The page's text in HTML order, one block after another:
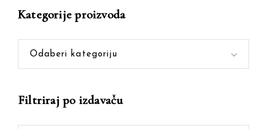
Kategorije proizvoda
Odaberi kategoriju
Filtriraj po izdavaču